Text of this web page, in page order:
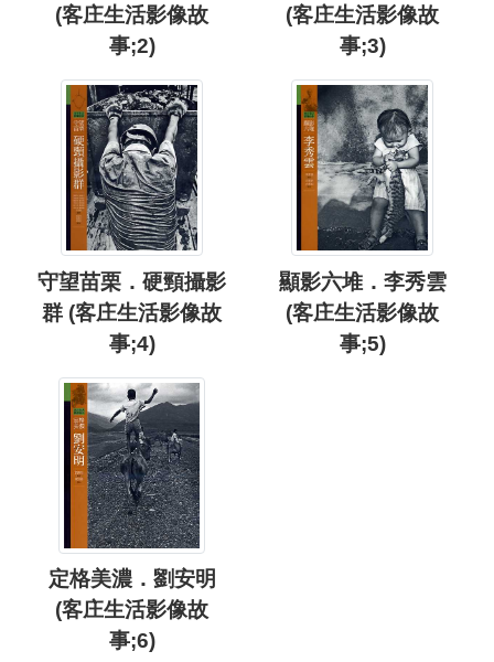
(客庄生活影像故
事;2)
(客庄生活影像故
事;3)
守望苗栗．硬頸攝影
群 (客庄生活影像故
事;4)
顯影六堆．李秀雲
(客庄生活影像故
事;5)
定格美濃．劉安明
(客庄生活影像故
事;6)